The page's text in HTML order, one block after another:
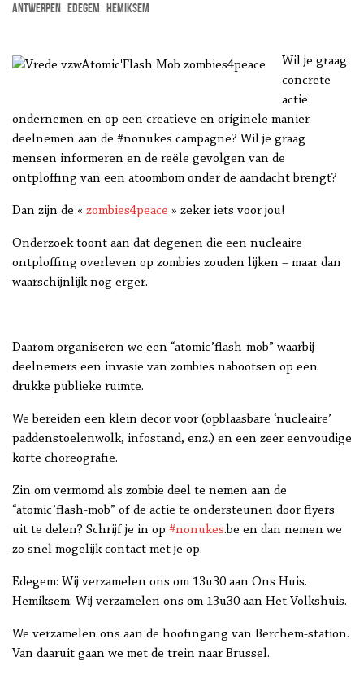
Antwerpen Edegem Hemiksem
Wil je graag
concrete
actie
ondernemen en op een creatieve en originele manier
deelnemen aan de #nonukes campagne? Wil je graag
mensen informeren en de reële gevolgen van de
ontploffing van een atoombom onder de aandacht brengt?
Dan zijn de « zombies4peace » zeker iets voor jou!
Onderzoek toont aan dat degenen die een nucleaire
ontploffing overleven op zombies zouden lijken – maar dan
waarschijnlijk nog erger.
Daarom organiseren we een “atomic’flash-mob” waarbij
deelnemers een invasie van zombies nabootsen op een
drukke publieke ruimte.
We bereiden een klein decor voor (opblaasbare ‘nucleaire’
paddenstoelenwolk, infostand, enz.) en een zeer eenvoudige
korte choreografie.
Zin om vermomd als zombie deel te nemen aan de
“atomic’flash-mob” of de actie te ondersteunen door flyers
uit te delen? Schrijf je in op #nonukes.be en dan nemen we
zo snel mogelijk contact met je op.
Edegem: Wij verzamelen ons om 13u30 aan Ons Huis.
Hemiksem: Wij verzamelen ons om 13u30 aan Het Volkshuis.
We verzamelen ons aan de hoofingang van Berchem-station.
Van daaruit gaan we met de trein naar Brussel.